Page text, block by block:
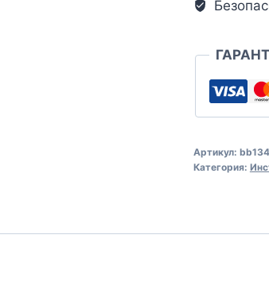
Артикул:
Категория: